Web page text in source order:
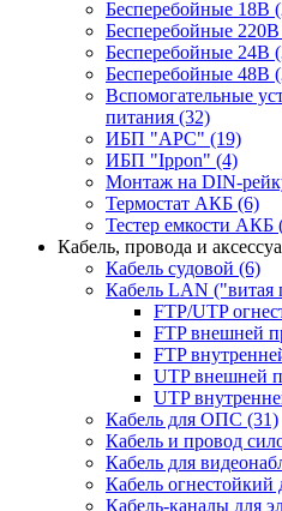
Бесперебойные 18В
Бесперебойные 220В
Бесперебойные 24В
Бесперебойные 48В
Вспомогательные
питания (32)
ИБП "APC" (19)
ИБП "Ippon" (4)
Монтаж на DIN-
Термостат АКБ (6)
Тестер емкости АКБ
Кабель, провода и
Кабель судовой (6)
Кабель LAN ("витая
FTP/UTP
FTP внешней
FTP
UTP внешней
UTP
Кабель для ОПС (31)
Кабель и провод
Кабель для
Кабель
Кабель-каналы для